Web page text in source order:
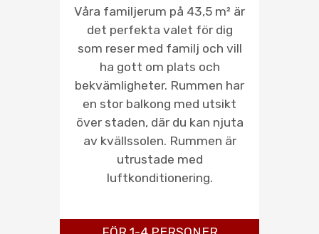
Våra familjerum på 43,5 m² är
det perfekta valet för dig
som reser med familj och vill
ha gott om plats och
bekvämligheter. Rummen har
en stor balkong med utsikt
över staden, där du kan njuta
av kvällssolen. Rummen är
utrustade med
luftkonditionering.